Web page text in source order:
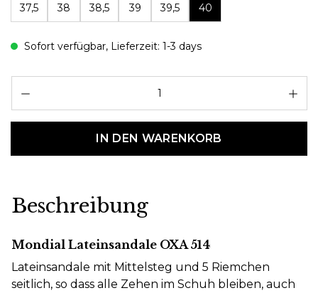
37,5 38 38,5 39 39,5 40
Sofort verfügbar, Lieferzeit: 1-3 days
IN DEN WARENKORB
Beschreibung
Mondial Lateinsandale OXA 514
Lateinsandale mit Mittelsteg und 5 Riemchen
seitlich, so dass alle Zehen im Schuh bleiben, auch